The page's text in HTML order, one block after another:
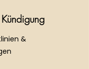
&